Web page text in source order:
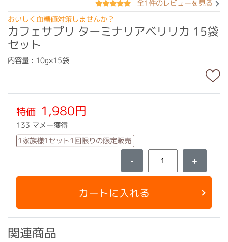
全1件のレビューを見る
おいしく血糖値対策しませんか？
カフェサプリ ターミナリアベリリカ 15袋
セット
内容量 : 10g×15袋
特価 1,980円
133 マメー獲得
1家族様1セット1回限りの限定販売
- +
カートに入れる
関連商品